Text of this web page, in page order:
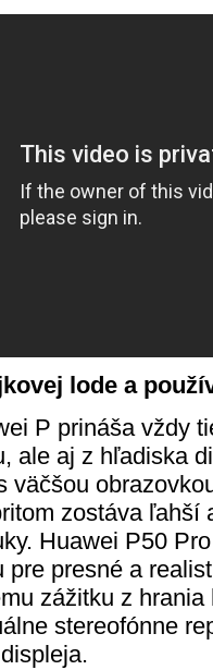
lode a
P prináša vždy
ale aj z hľadiska
väčšou
zostáva ľahší
Huawei P50
pre presné a
zážitku z
stereofónne